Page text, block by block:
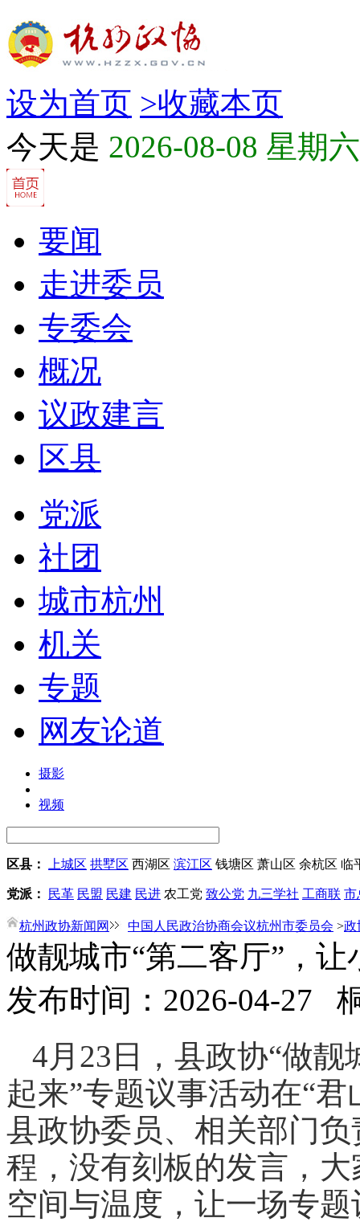
设为首页 >收藏本页
今天是 2026-08-08 星期六
要闻
走进委员
专委会
概况
议政建言
区县
党派
社团
城市杭州
机关
专题
网友论道
摄影
视频
区县： 上城区 拱墅区 西湖区 滨江区 钱塘区 萧山区 余杭区 临
党派： 民革 民盟 民建 民进 农工党 致公党 九三学社 工商联 市
杭州政协新闻网 中国人民政治协商会议杭州市委员会 >政
做靓城市“第二客厅”，
发布时间：2026-04-27
4月23日，县政协“做靓
起来”专题议事活动在“
县政协委员、相关部门
程，没有刻板的发言，
空间与温度，让一场专